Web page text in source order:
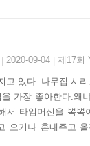
2020-09-04 제17회
고 있다. 나무집 시
가장 좋아한다.왜
서 타임머신을 뽁
오거나 혼내주고